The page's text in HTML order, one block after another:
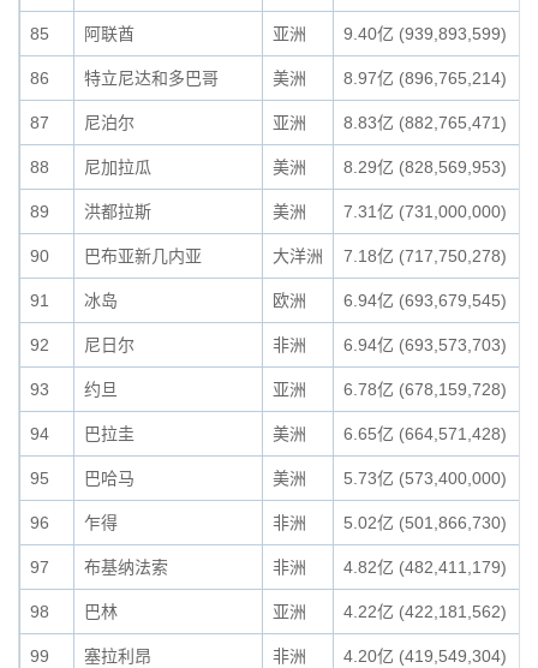
85 阿联酋 亚洲 9.40亿 (939,893,599)
86 特立尼达和多巴哥 美洲 8.97亿 (896,765,214)
87 尼泊尔 亚洲 8.83亿 (882,765,471)
88 尼加拉瓜 美洲 8.29亿 (828,569,953)
89 洪都拉斯 美洲 7.31亿 (731,000,000)
90 巴布亚新几内亚 大洋洲 7.18亿 (717,750,278)
91 冰岛 欧洲 6.94亿 (693,679,545)
92 尼日尔 非洲 6.94亿 (693,573,703)
93 约旦 亚洲 6.78亿 (678,159,728)
94 巴拉圭 美洲 6.65亿 (664,571,428)
95 巴哈马 美洲 5.73亿 (573,400,000)
96 乍得 非洲 5.02亿 (501,866,730)
97 布基纳法索 非洲 4.82亿 (482,411,179)
98 巴林 亚洲 4.22亿 (422,181,562)
99 塞拉利昂 非洲 4.20亿 (419,549,304)